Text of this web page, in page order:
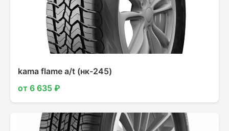
kama flame a/t (нк-245)
от 6 635 ₽